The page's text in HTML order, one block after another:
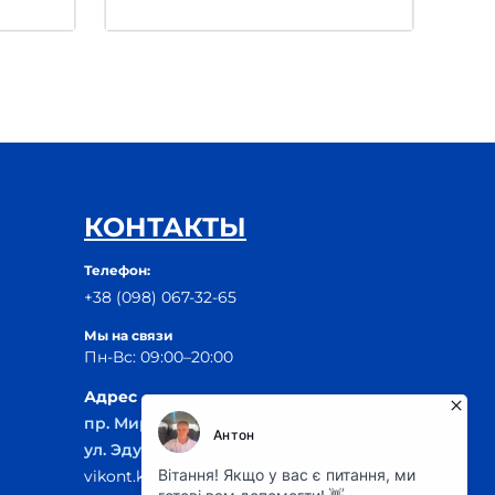
КОНТАКТЫ
Телефон:
+38 (098) 067-32-65
Мы на связи
Пн-Вс: 09:00–20:00
Адрес
пр. Мира, 29Б
ул. Эдуарда Фукса 55
vikont.kr@ukr.net